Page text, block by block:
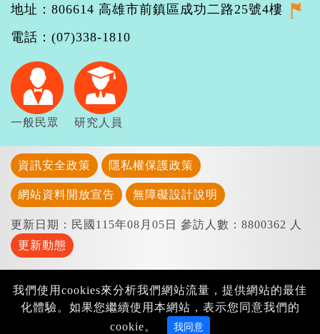
地址：806614 高雄市前鎮區成功二路25號4樓
電話：(07)338-1810
一般民眾 研究人員
資訊安全政策 隱私權保護政策
網站資料開放宣告 無障礙設計說明
更新日期：民國115年08月05日 參訪人數：8800362 人
更新動態
我們使用cookies來分析我們網站流量，提供網站的最佳
化體驗。如果您繼續使用本網站，表示您同意我們的
cookie。
我同意